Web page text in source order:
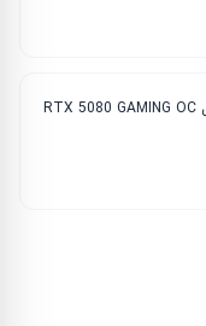
کارت گرافیک گیگابایت مدل RTX 5080 GAMING OC